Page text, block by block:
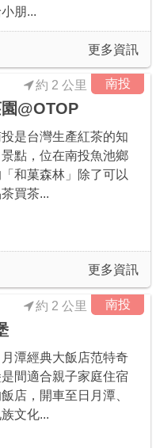
朋...
更多資訊
南投
@OTOP
約 2 公里
是台灣生產紅茶的知
點，位在南投魚池鄉
和菓森林」除了可以
買茶...
更多資訊
南投
約 2 公里
月潭經典大飯店范特奇
間適合親子家庭住宿
店，開車至日月潭、
文化...